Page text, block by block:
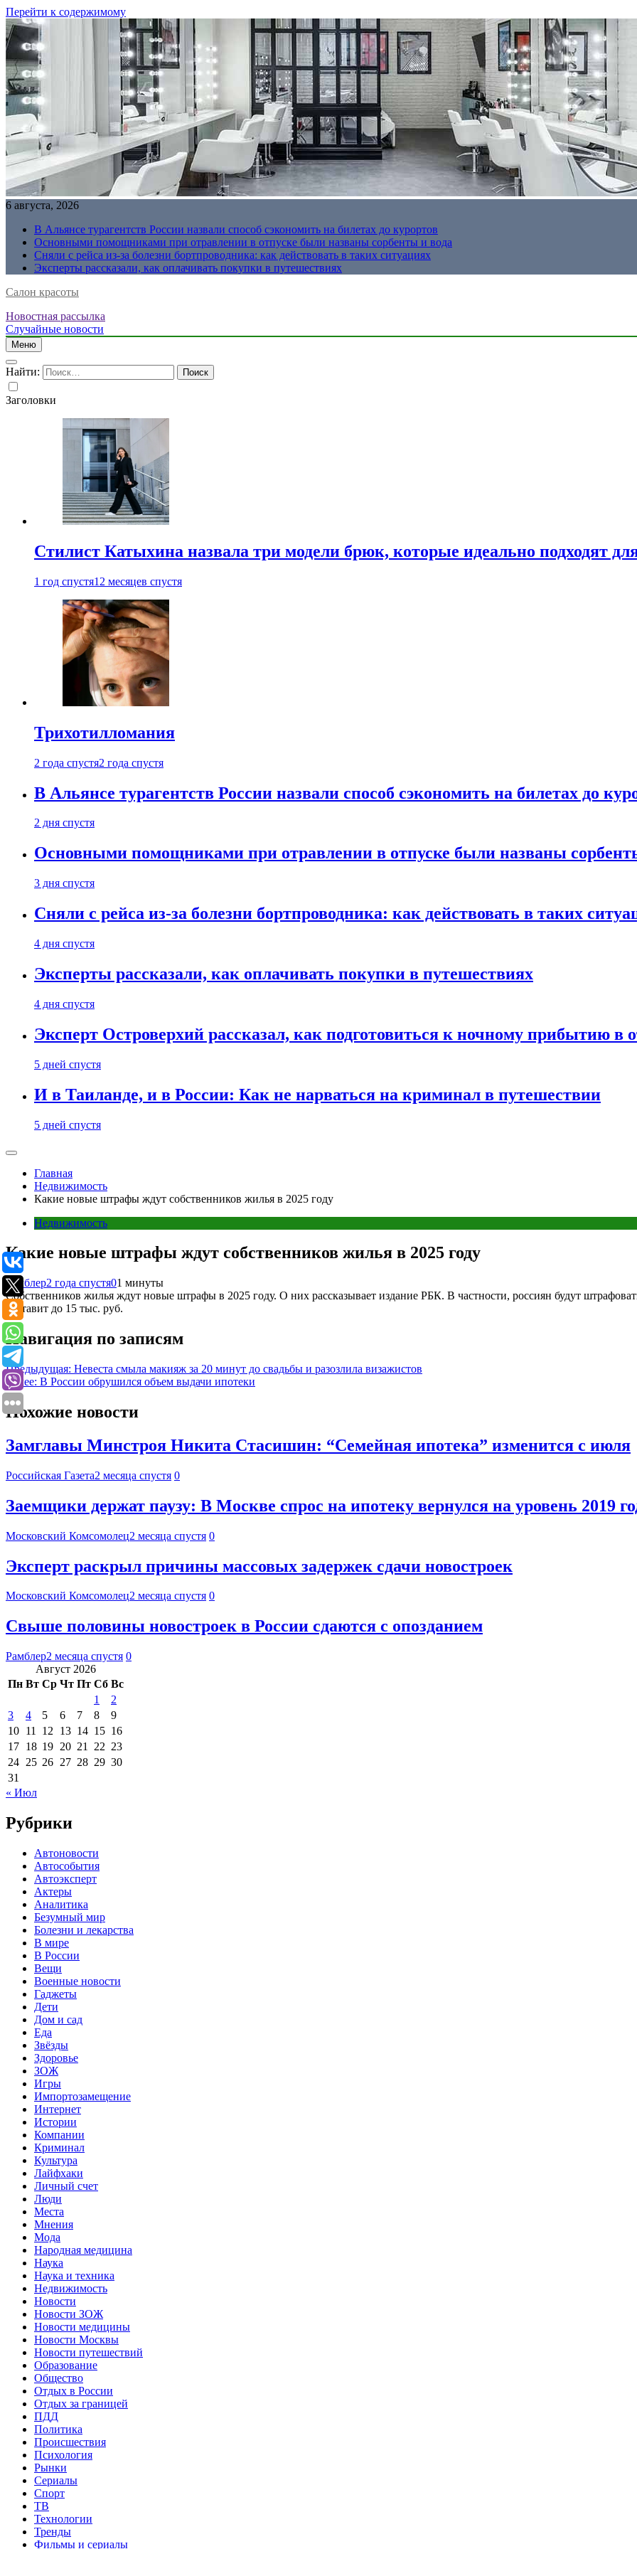
Перейти к содержимому
6 августа, 2026
В Альянсе турагентств России назвали способ сэкономить на билетах до курортов
Основными помощниками при отравлении в отпуске были названы сорбенты и вода
Сняли с рейса из-за болезни бортпроводника: как действовать в таких ситуациях
Эксперты рассказали, как оплачивать покупки в путешествиях
Салон красоты
Новостная рассылка
Случайные новости
Меню
Найти:
Заголовки
Стилист Катыхина назвала три модели брюк, которые идеально подходят
1 год спустя12 месяцев спустя
Трихотилломания
2 года спустя2 года спустя
В Альянсе турагентств России назвали способ сэкономить на билетах до
2 дня спустя
Основными помощниками при отравлении в отпуске были названы
3 дня спустя
Сняли с рейса из-за болезни бортпроводника: как действовать в таких
4 дня спустя
Эксперты рассказали, как оплачивать покупки в путешествиях
4 дня спустя
Эксперт Островерхий рассказал, как подготовиться к ночному прибытию в
5 дней спустя
И в Таиланде, и в России: Как не нарваться на криминал в путешествии
5 дней спустя
Главная
Недвижимость
Какие новые штрафы ждут собственников жилья в 2025 году
Недвижимость
Какие новые штрафы ждут собственников жилья в 2025 году
Рамблер2 года спустя01 минуты
Собственников жилья ждут новые штрафы в 2025 году. О них рассказывает издание РБК. В частности, россиян будут
составит до 15 тыс. руб.
Навигация по записям
Предыдущая: Невеста смыла макияж за 20 минут до свадьбы и разозлила визажистов
Далее: В России обрушился объем выдачи ипотеки
Похожие новости
Замглавы Минстроя Никита Стасишин: “Семейная ипотека” изменится с июля
Российская Газета2 месяца спустя 0
Заемщики держат паузу: В Москве спрос на ипотеку вернулся на уровень 2019
Московский Комсомолец2 месяца спустя 0
Эксперт раскрыл причины массовых задержек сдачи новостроек
Московский Комсомолец2 месяца спустя 0
Свыше половины новостроек в России сдаются с опозданием
Рамблер2 месяца спустя 0
Август 2026
Пн Вт Ср Чт Пт Сб Вс
1
2
3
4 5 6 7 8
9
10 11 12 13 14 15 16
17 18 19 20 21 22 23
24 25 26 27 28 29 30
31
« Июл
Рубрики
Автоновости
Автособытия
Автоэксперт
Актеры
Аналитика
Безумный мир
Болезни и лекарства
В мире
В России
Вещи
Военные новости
Гаджеты
Дети
Дом и сад
Еда
Звёзды
Здоровье
ЗОЖ
Игры
Импортозамещение
Интернет
Истории
Компании
Криминал
Культура
Лайфхаки
Личный счет
Люди
Места
Мнения
Мода
Народная медицина
Наука
Наука и техника
Недвижимость
Новости
Новости ЗОЖ
Новости медицины
Новости Москвы
Новости путешествий
Образование
Общество
Отдых в России
Отдых за границей
ПДД
Политика
Происшествия
Психология
Рынки
Сериалы
Спорт
ТВ
Технологии
Тренды
Фильмы и сериалы